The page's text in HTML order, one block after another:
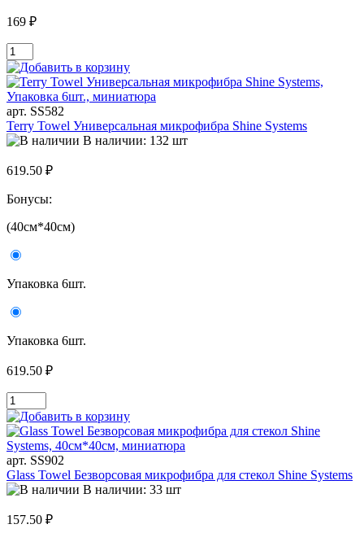
169 ₽
арт. SS582
Terry Towel Универсальная микрофибра Shine Systems
В наличии: 132 шт
619.50 ₽
Бонусы:
(40см*40см)
Упаковка 6шт.
Упаковка 6шт.
619.50 ₽
арт. SS902
Glass Towel Безворсовая микрофибра для стекол Shine Systems
В наличии: 33 шт
157.50 ₽